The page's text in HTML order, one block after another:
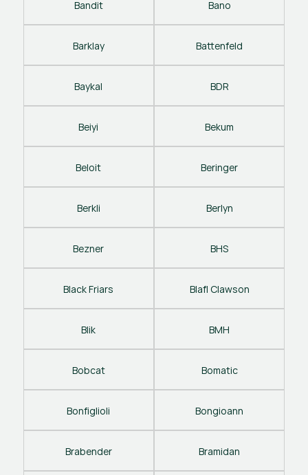
Bandit Bano
Barklay Battenfeld
Baykal BDR
Beiyi Bekum
Beloit Beringer
Berkli Berlyn
Bezner BHS
Black Friars Blafl Clawson
Blik BMH
Bobcat Bomatic
Bonfiglioli Bongioann
Brabender Bramidan